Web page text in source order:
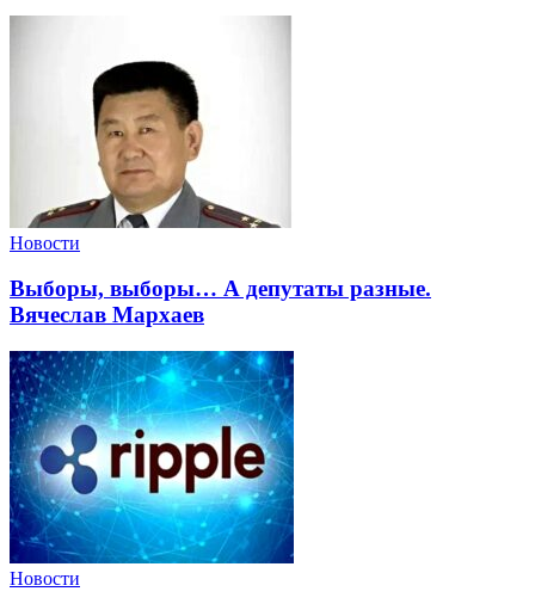
Новости
Выборы, выборы… А депутаты разные.
Вячеслав Мархаев
Новости